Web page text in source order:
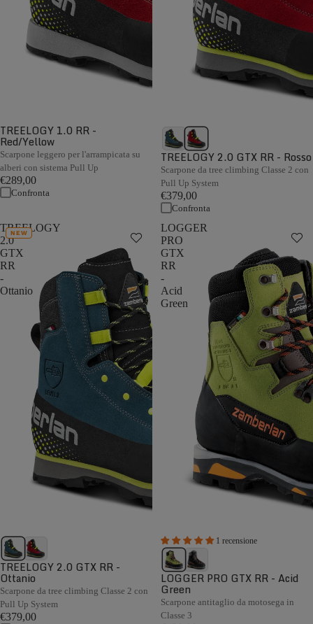
TREELOGY 1.0 RR -
Red/Yellow
Scarpone leggero per l'arrampicata su
alberi con sistema Pull Up
€289,00
Confronta
TREELOGY 2.0 GTX RR - Rosso
Scarpone da tree climbing Classe 2 con
Pull Up System
€379,00
Confronta
TREELOGY
2.0
GTX
RR
-
Ottanio
NEW
TREELOGY 2.0 GTX RR -
Ottanio
Scarpone da tree climbing Classe 2 con
Pull Up System
€379,00
LOGGER
PRO
GTX
RR
-
Acid
Green
1 recensione
LOGGER PRO GTX RR - Acid
Green
Scarpone antitaglio da motosega in
Classe 3